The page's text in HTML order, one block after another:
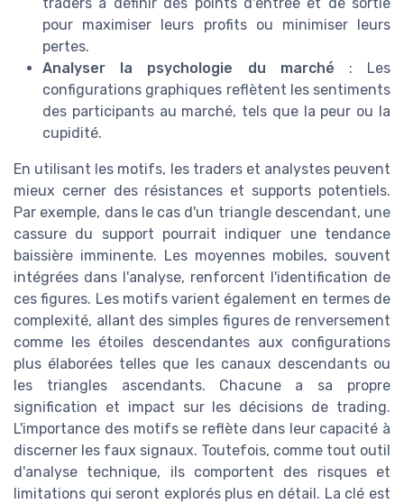
pour maximiser leurs profits ou minimiser leurs
pertes.
Analyser la psychologie du marché : Les
configurations graphiques reflètent les sentiments
des participants au marché, tels que la peur ou la
cupidité.
En utilisant les motifs, les traders et analystes peuvent
mieux cerner des résistances et supports potentiels.
Par exemple, dans le cas d'un triangle descendant, une
cassure du support pourrait indiquer une tendance
baissière imminente. Les moyennes mobiles, souvent
intégrées dans l'analyse, renforcent l'identification de
ces figures. Les motifs varient également en termes de
complexité, allant des simples figures de renversement
comme les étoiles descendantes aux configurations
plus élaborées telles que les canaux descendants ou
les triangles ascendants. Chacune a sa propre
signification et impact sur les décisions de trading.
L'importance des motifs se reflète dans leur capacité à
discerner les faux signaux. Toutefois, comme tout outil
d'analyse technique, ils comportent des risques et
limitations qui seront explorés plus en détail. La clé est